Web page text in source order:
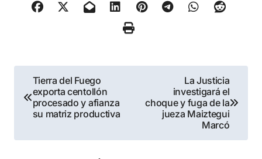
Navegación
de
Tierra del Fuego
exporta centollón
procesado y afianza
su matriz productiva
La Justicia
investigará el
choque y fuga de la
jueza Maiztegui
Marcó